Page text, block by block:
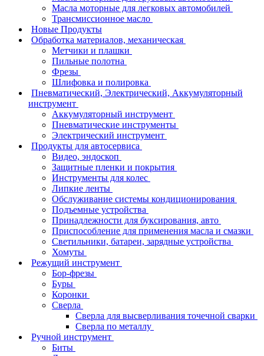
Масла моторные для легковых автомобилей
Трансмиссионное масло
Новые Продукты
Обработка материалов, механическая
Метчики и плашки
Пильные полотна
Фрезы
Шлифовка и полировка
Пневматический, Электрический, Аккумуляторный
инструмент
Аккумуляторный инструмент
Пневматические инструменты
Электрический инструмент
Продукты для автосервиса
Видео, эндоскоп
Защитные пленки и покрытия
Инструменты для колес
Липкие ленты
Обслуживание системы кондиционирования
Подъемные устройства
Принадлежности для буксирования, авто
Приспособление для применения масла и смазки
Светильники, батареи, зарядные устройства
Хомуты
Режущий инструмент
Бор-фрезы
Буры
Коронки
Сверла
Сверла для высверливания точечной сварки
Сверла по металлу
Ручной инструмент
Биты